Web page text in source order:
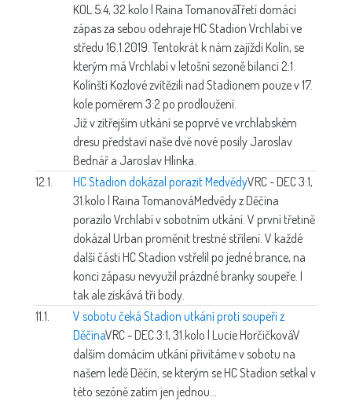
KOL 5:4, 32.kolo | Raina TomanováTřetí domácí
zápas za sebou odehraje HC Stadion Vrchlabí ve
středu 16.1.2019. Tentokrát k nám zajíždí Kolín, se
kterým má Vrchlabí v letošní sezoně bilanci 2:1.
Kolínští Kozlové zvítězili nad Stadionem pouze v 17.
kole poměrem 3:2 po prodloužení.
Již v zítřejším utkání se poprvé ve vrchlabském
dresu představí naše dvě nové posily Jaroslav
Bednář a Jaroslav Hlinka.
12.1.
HC Stadion dokázal porazit MedvědyVRC - DEC 3:1,
31.kolo | Raina TomanováMedvědy z Děčína
porazilo Vrchlabí v sobotním utkání. V první třetině
dokázal Urban proměnit trestné střílení. V každé
další části HC Stadion vstřelil po jedné brance, na
konci zápasu nevyužil prázdné branky soupeře. I
tak ale získává tři body.
11.1.
V sobotu čeká Stadion utkání proti soupeři z
DěčínaVRC - DEC 3:1, 31.kolo | Lucie HorčičkováV
dalším domácím utkání přivítáme v sobotu na
našem ledě Děčín, se kterým se HC Stadion setkal v
této sezóně zatím jen jednou...